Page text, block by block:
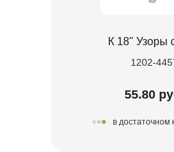
К 18" Узоры
1202-
55.80
в достаточном